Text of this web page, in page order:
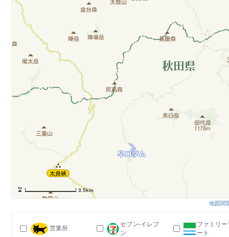
3.5km
地図閲
営業所
セブン-イレブ
ン
ファミリー
ート